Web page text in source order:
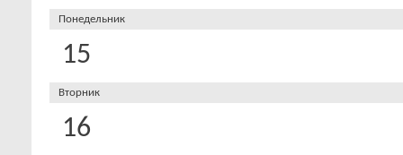
Понедельник
15
Вторник
16